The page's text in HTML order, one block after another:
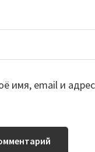
имя, email и